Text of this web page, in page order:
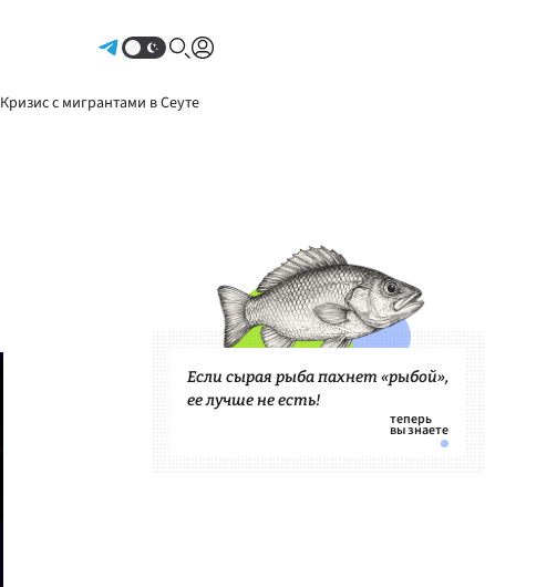
Кризис с мигрантами в Сеуте
Если сырая рыба пахнет «рыбой»,
ее лучше не есть!